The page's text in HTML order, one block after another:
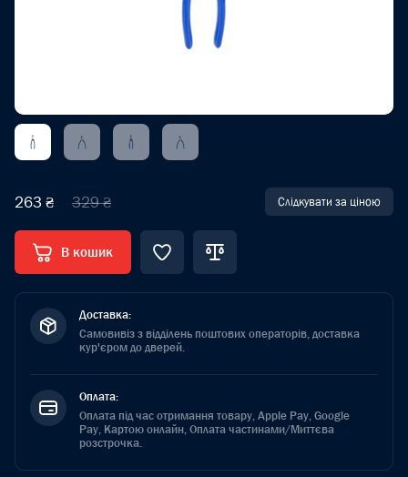
263 ₴ 329 ₴ Слідкувати за ціною
В кошик
Доставка:
Самовивіз з відділень поштових операторів, доставка
кур'єром до дверей.
Оплата:
Оплата під час отримання товару, Apple Pay, Google
Pay, Картою онлайн, Оплата частинами/Миттєва
розстрочка.